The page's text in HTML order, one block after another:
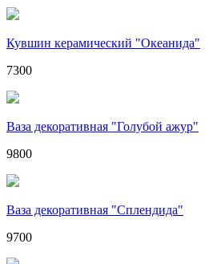
Кувшин керамический "Океанида"
7300
Ваза декоративная "Голубой ажур"
9800
Ваза декоративная "Сплендида"
9700